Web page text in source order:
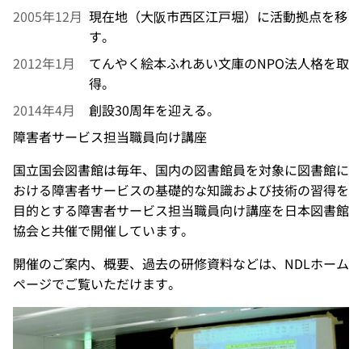
2005年12月 現在地（大阪市西区江戸堀）に活動拠点を移
す。
2012年1月
てんやく絵本ふれあい文庫のNPO法人格を取
得。
2014年4月
創設30周年を迎える。
障害者サービス担当職員向け講座
国立国会図書館は毎年、国内の図書館員を対象に図書館に
おける障害者サービスの基礎的な知識および技術の習得を
目的とする障害者サービス担当職員向け講座を日本図書館
協会と共催で開催しています。
開催のご案内、概要、過去の研修資料などは、NDLホーム
ページでご覧いただけます。